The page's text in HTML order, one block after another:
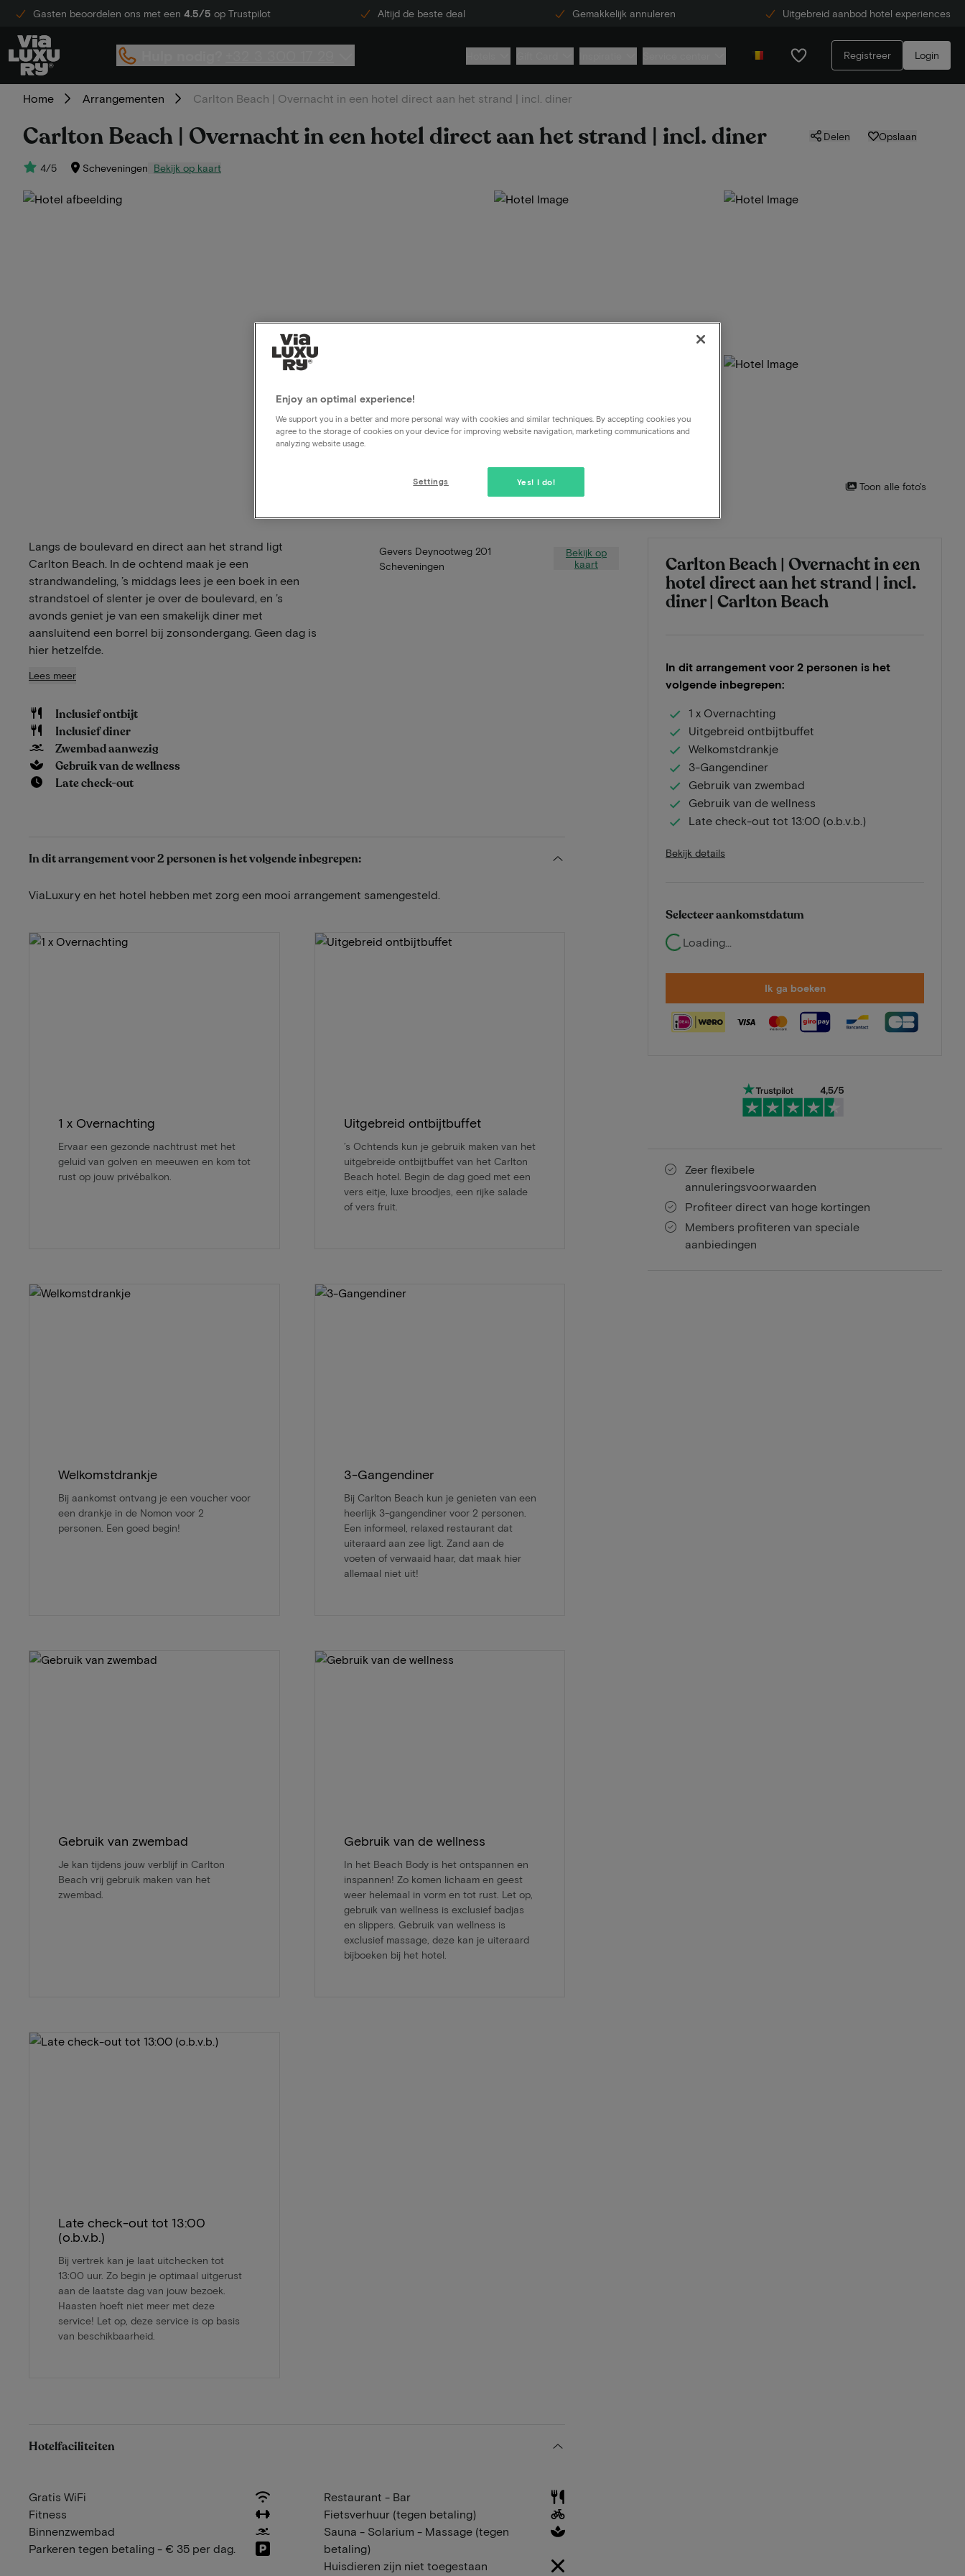
Gasten beoordelen ons met een 4.5/5 op Trustpilot Altijd de beste deal Gemakkelijk annuleren Uitgebreid aanbod hotel experiences
Registreer Login
Home Arrangementen Carlton Beach | Overnacht in een hotel direct aan het strand | incl. diner
Carlton Beach | Overnacht in een hotel direct aan het strand | incl. diner
4/5 Scheveningen Bekijk op kaart
Delen Opslaan
Toon alle foto's
Carlton Beach | Overnacht in een
hotel direct aan het strand | incl.
diner | Carlton Beach
In dit arrangement voor 2 personen is het
volgende inbegrepen:
1 x Overnachting
Uitgebreid ontbijtbuffet
Welkomstdrankje
3-Gangendiner
Gebruik van zwembad
Gebruik van de wellness
Late check-out tot 13:00 (o.b.v.b.)
Bekijk details
Selecteer aankomstdatum
Loading...
Ik ga boeken
Zeer flexibele
annuleringsvoorwaarden
Profiteer direct van hoge kortingen
Members profiteren van speciale
aanbiedingen
Langs de boulevard en direct aan het strand ligt
Carlton Beach. In de ochtend maak je een
strandwandeling, ’s middags lees je een boek in een
strandstoel of slenter je over de boulevard, en ’s
avonds geniet je van een smakelijk diner met
aansluitend een borrel bij zonsondergang. Geen dag is
hier hetzelfde.
Lees meer
Inclusief ontbijt
Inclusief diner
Zwembad aanwezig
Gebruik van de wellness
Late check-out
Gevers Deynootweg 201
Scheveningen
Bekijk op
kaart
In dit arrangement voor 2 personen is het volgende inbegrepen:
ViaLuxury en het hotel hebben met zorg een mooi arrangement samengesteld.
1 x Overnachting
Ervaar een gezonde nachtrust met het
geluid van golven en meeuwen en kom tot
rust op jouw privébalkon.
Uitgebreid ontbijtbuffet
’s Ochtends kun je gebruik maken van het
uitgebreide ontbijtbuffet van het Carlton
Beach hotel. Begin de dag goed met een
vers eitje, luxe broodjes, een rijke salade
of vers fruit.
Welkomstdrankje
Bij aankomst ontvang je een voucher voor
een drankje in de Nomon voor 2
personen. Een goed begin!
3-Gangendiner
Bij Carlton Beach kun je genieten van een
heerlijk 3-gangendiner voor 2 personen.
Een informeel, relaxed restaurant dat
uiteraard aan zee ligt. Zand aan de
voeten of verwaaid haar, dat maak hier
allemaal niet uit!
Gebruik van zwembad
Je kan tijdens jouw verblijf in Carlton
Beach vrij gebruik maken van het
zwembad.
Gebruik van de wellness
In het Beach Body is het ontspannen en
inspannen! Zo komen lichaam en geest
weer helemaal in vorm en tot rust. Let op,
gebruik van wellness is exclusief badjas
en slippers. Gebruik van wellness is
exclusief massage, deze kan je uiteraard
bijboeken bij het hotel.
Late check-out tot 13:00
(o.b.v.b.)
Bij vertrek kan je laat uitchecken tot
13:00 uur. Zo begin je optimaal uitgerust
aan de laatste dag van jouw bezoek.
Haasten hoeft niet meer met deze
service! Let op, deze service is op basis
van beschikbaarheid.
Hotelfaciliteiten
Gratis WiFi
Fitness
Binnenzwembad
Parkeren tegen betaling - € 35 per dag.
Restaurant - Bar
Fietsverhuur (tegen betaling)
Sauna - Solarium - Massage (tegen
betaling)
Huisdieren zijn niet toegestaan
Enjoy an optimal experience!
We support you in a better and more personal way with cookies and similar techniques. By accepting cookies you
agree to the storage of cookies on your device for improving website navigation, marketing communications and
analyzing website usage.
Yes! I do!
Settings